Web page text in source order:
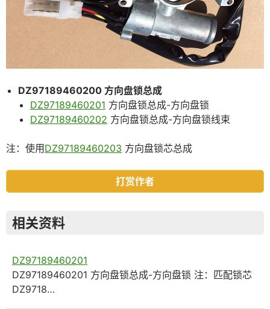
DZ97189460200 方向盘锁总成
DZ97189460201 方向盘锁总成-方向盘锁
DZ97189460202 方向盘锁总成-方向盘锁线束
注：使用 DZ97189460203 方向盘锁芯总成
打赏作者
相关资料
DZ97189460201
DZ97189460201 方向盘锁总成-方向盘锁 注：匹配锁芯
DZ9718…